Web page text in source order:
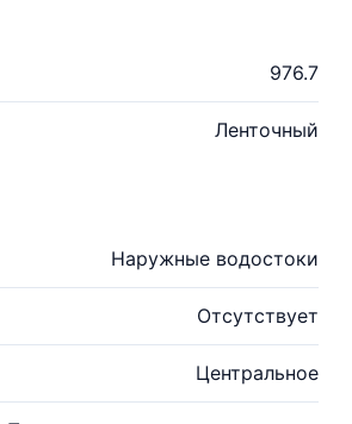
976.7
Ленточный
Наружные водостоки
Отсутствует
Центральное